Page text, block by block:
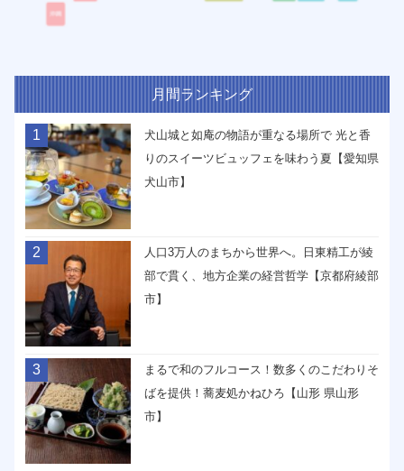
月間ランキング
1
犬山城と如庵の物語が重なる場所で 光と香
りのスイーツビュッフェを味わう夏【愛知県
犬山市】
2
人口3万人のまちから世界へ。日東精工が綾
部で貫く、地方企業の経営哲学【京都府綾部
市】
3
まるで和のフルコース！数多くのこだわりそ
ばを提供！蕎麦処かねひろ【山形 県山形
市】